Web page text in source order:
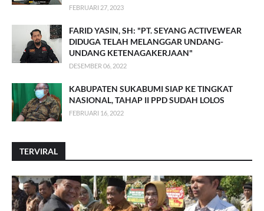
FEBRUARI 27, 2023
FARID YASIN, SH: "PT. SEYANG ACTIVEWEAR
DIDUGA TELAH MELANGGAR UNDANG-
UNDANG KETENAGAKERJAAN"
DESEMBER 06, 2022
KABUPATEN SUKABUMI SIAP KE TINGKAT
NASIONAL, TAHAP II PPD SUDAH LOLOS
FEBRUARI 16, 2022
TERVIRAL